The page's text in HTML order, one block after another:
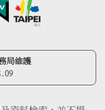
局維護